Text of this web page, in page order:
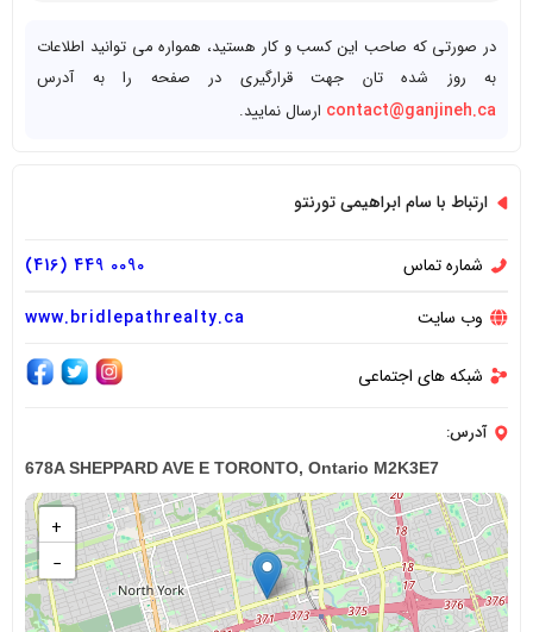
در صورتی که صاحب این کسب و کار هستید، همواره می توانید اطلاعات
به روز شده تان جهت قرارگیری در صفحه را به آدرس
contact@ganjineh.ca ارسال نمایید.
ارتباط با سام ابراهیمی تورنتو
شماره تماس
0090 449 (416)
وب سایت
www.bridlepathrealty.ca
شبکه های اجتماعی
آدرس:
678A SHEPPARD AVE E TORONTO, Ontario M2K3E7
+
−